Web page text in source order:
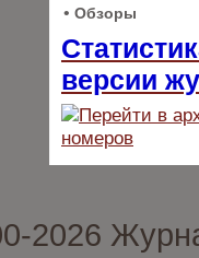
• Обзоры
версии
2026